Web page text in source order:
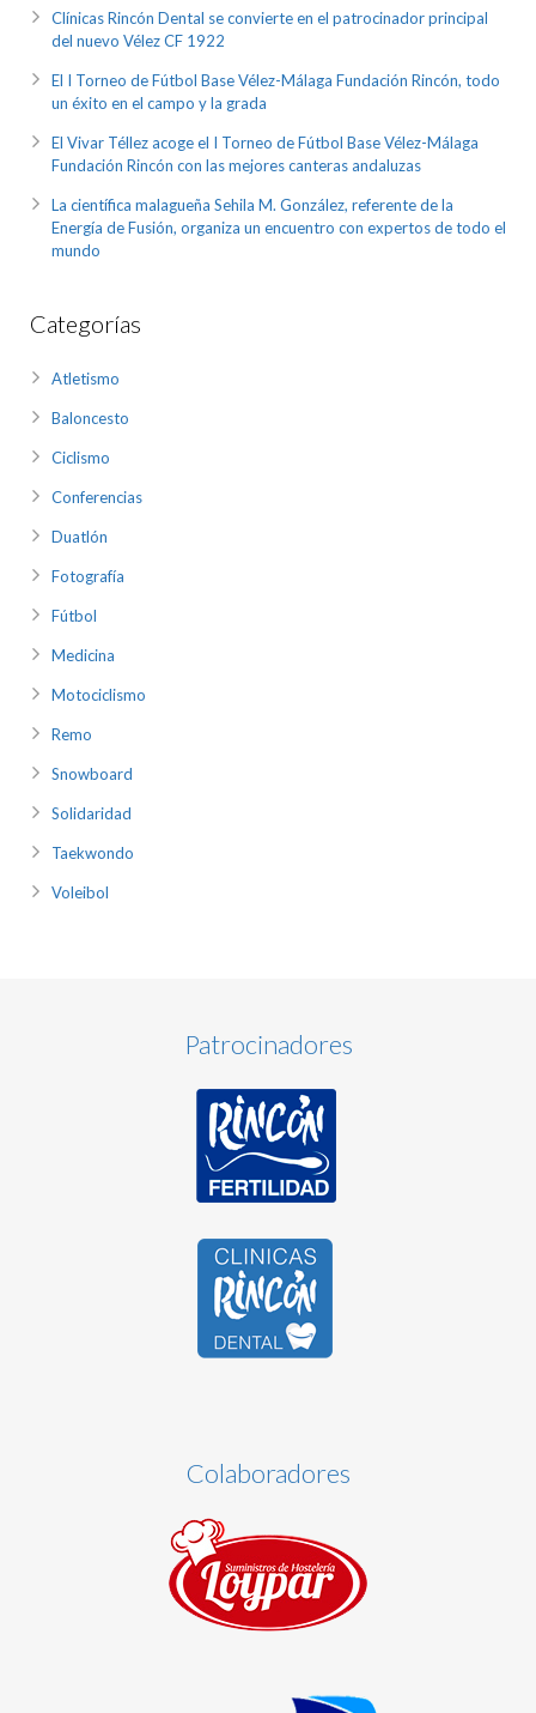
Clínicas Rincón Dental se convierte en el patrocinador principal
del nuevo Vélez CF 1922
El I Torneo de Fútbol Base Vélez-Málaga Fundación Rincón, todo
un éxito en el campo y la grada
El Vivar Téllez acoge el I Torneo de Fútbol Base Vélez-Málaga
Fundación Rincón con las mejores canteras andaluzas
La científica malagueña Sehila M. González, referente de la
Energía de Fusión, organiza un encuentro con expertos de todo el
mundo
Categorías
Atletismo
Baloncesto
Ciclismo
Conferencias
Duatlón
Fotografía
Fútbol
Medicina
Motociclismo
Remo
Snowboard
Solidaridad
Taekwondo
Voleibol
Patrocinadores
Colaboradores